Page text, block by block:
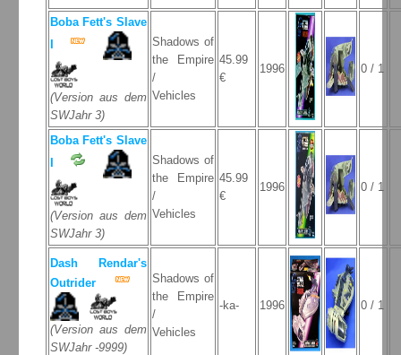
Boba Fett's Slave
(Version aus dem
SWJahr 3)
Shadows of
the Empire
/
Vehicles
45.99
€
1996 0 / 1
Boba Fett's Slave
(Version aus dem
SWJahr 3)
Shadows of
the Empire
/
Vehicles
45.99
€
1996 0 / 1
Dash Rendar's
Outrider
(Version aus dem
SWJahr -9999)
Shadows of
the Empire
/
Vehicles
-ka- 1996 0 / 1